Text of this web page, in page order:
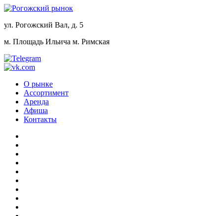
ул. Рогожский Вал, д. 5
м. Площадь Ильича м. Римская
О рынке
Ассортимент
Аренда
Афиша
Контакты